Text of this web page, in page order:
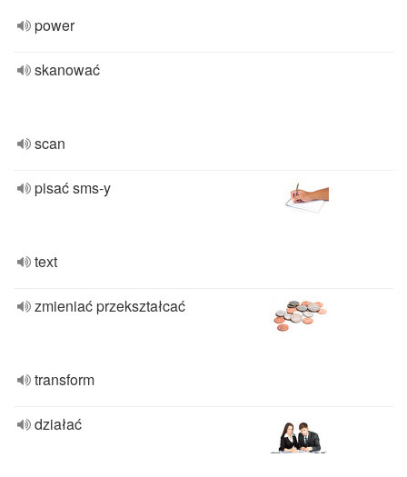
power
skanować
scan
pisać sms-y
text
zmieniać przekształcać
transform
działać